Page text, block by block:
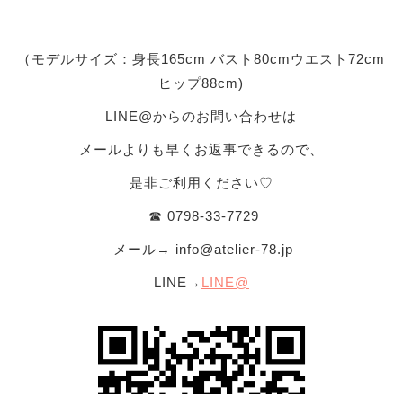
（モデルサイズ：身長165cm バスト80cmウエスト72cm
ヒップ88cm)
LINE@からのお問い合わせは
メールよりも早くお返事できるので、
是非ご利用ください♡
☎︎ 0798-33-7729
メール→ info@atelier-78.jp
LINE→ LINE@